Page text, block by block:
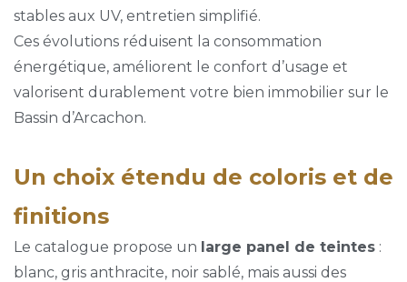
stables aux UV, entretien simplifié.
Ces évolutions réduisent la consommation
énergétique, améliorent le confort d’usage et
valorisent durablement votre bien immobilier sur le
Bassin d’Arcachon.
Un choix étendu de coloris et de
finitions
Le catalogue propose un large panel de teintes :
blanc, gris anthracite, noir sablé, mais aussi des